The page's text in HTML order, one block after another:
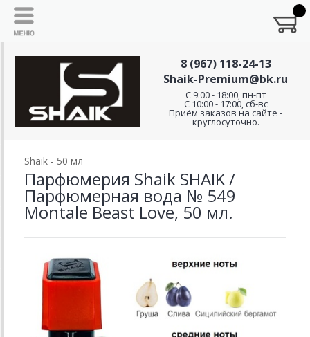
8 (967) 118-24-13
Shaik-Premium@bk.ru
C 9:00 - 18:00, пн-пт
С 10:00 - 17:00, сб-вс
Приём заказов на сайте -
круглосуточно.
Shaik - 50 мл
Парфюмерия Shaik SHAIK /
Парфюмерная вода № 549
Montale Beast Love, 50 мл.